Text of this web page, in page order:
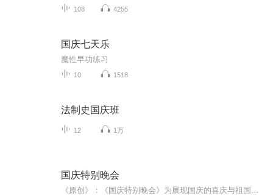
108 4255
国庆七天乐
魔性早功练习
10 1518
法制史国庆班
12 1万
国庆特别晚会